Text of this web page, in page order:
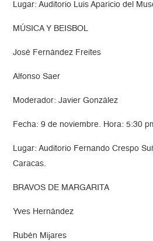
Lugar: Auditorio Luis Aparicio del
MÚSICA Y BEISBOL
José Fernández Freites
Alfonso Saer
Moderador: Javier González
Fecha: 9 de noviembre. Hora: 5:30
Lugar: Auditorio Fernando Crespo
Caracas.
BRAVOS DE MARGARITA
Yves Hernández
Rubén Mijares